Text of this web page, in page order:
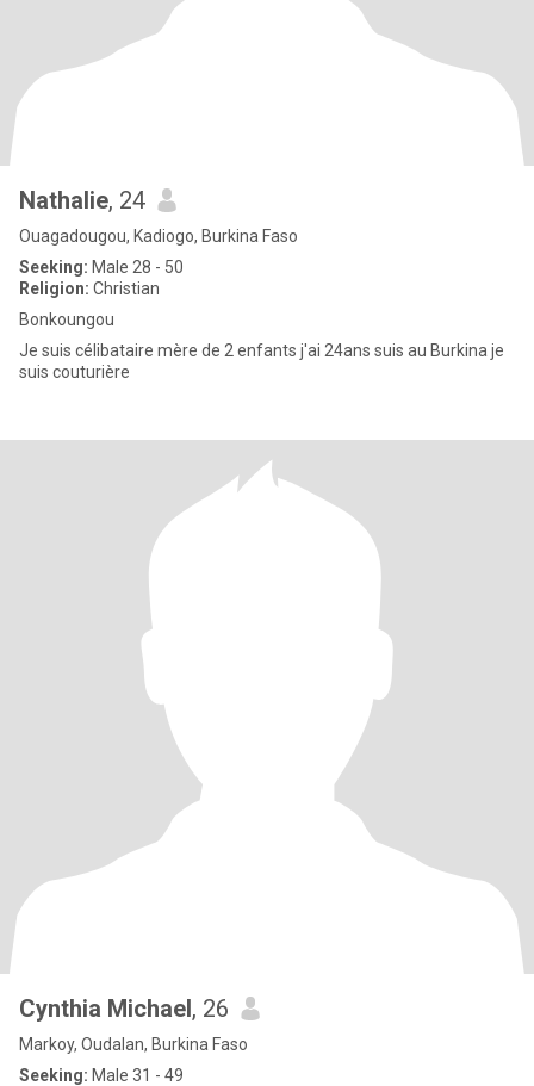
Nathalie, 24
Ouagadougou, Kadiogo, Burkina Faso
Seeking: Male 28 - 50
Religion: Christian
Bonkoungou
Je suis célibataire mère de 2 enfants j'ai 24ans suis au Burkina je
suis couturière
Cynthia Michael, 26
Markoy, Oudalan, Burkina Faso
Seeking: Male 31 - 49